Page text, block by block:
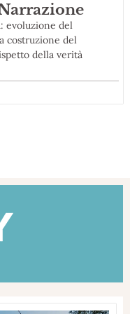
evoluzione del
costruzione del
della verità